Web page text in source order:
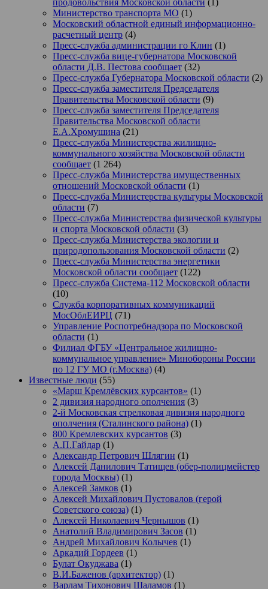
Министерство транспорта МО (1)
Московский областной единый информационно-
расчетный центр (4)
Пресс-служба администрации го Клин (1)
Пресс-служба вице-губернатора Московской
области Д.В. Пестова сообщает (32)
Пресс-служба Губернатора Московской области (2)
Пресс-служба заместителя Председателя
Правительства Московской области (9)
Пресс-служба заместителя Председателя
Правительства Московской области
Е.А.Хромушина (21)
Пресс-служба Министерства жилищно-
коммунального хозяйства Московской области
сообщает (1 264)
Пресс-служба Министерства имущественных
отношений Московской области (1)
Пресс-служба Министерства культуры Московской
области (7)
Пресс-служба Министерства физической культуры
и спорта Московской области (3)
Пресс-служба Министерства экологии и
природопользования Московской области (2)
Пресс-служба Министерства энергетики
Московской области сообщает (122)
Пресс-служба Система-112 Московской области
(10)
Служба корпоративных коммуникаций
МосОблЕИРЦ (71)
Управление Роспотребнадзора по Московской
области (1)
Филиал ФГБУ «Центральное жилищно-
коммунальное управление» Минобороны России
по 12 ГУ МО (г.Москва) (4)
Известные люди (55)
«Марш Кремлёвских курсантов» (1)
2 дивизия народного ополчения (3)
2-й Московская стрелковая дивизия народного
ополчения (Сталинского района) (1)
800 Кремлевских курсантов (3)
А.П.Гайдар (1)
Александр Петрович Шлягин (1)
Алексей Данилович Татищев (обер-полицмейстер
города Москвы) (1)
Алексей Замков (1)
Алексей Михайлович Пустовалов (герой
Советского союза) (1)
Алексей Николаевич Чернышов (1)
Анатолий Владимирович Засов (1)
Андрей Михайлович Колычев (1)
Аркадий Гордеев (1)
Булат Окуджава (1)
В.И.Баженов (архитектор) (1)
Варлам Тихонович Шаламов (1)